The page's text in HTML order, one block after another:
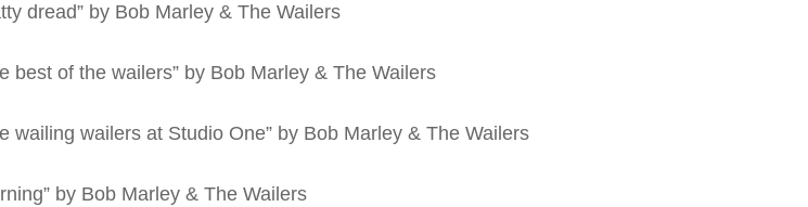
dread” by Bob Marley & The Wailers
best of the wailers” by Bob Marley & The Wailers
wailing wailers at Studio One” by Bob Marley & The Wailers
by Bob Marley & The Wailers